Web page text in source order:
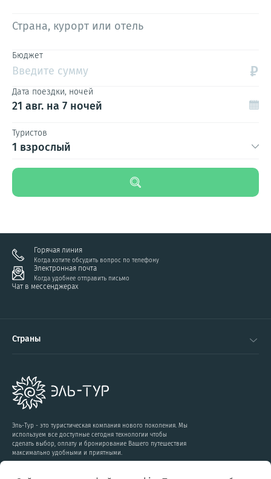
Страна, курорт или отель
Бюджет
Введите сумму ₽
Дата поездки, ночей
21 авг. на 7 ночей
Туристов
1 взрослый
Горячая линия
Когда хотите обсудить вопрос по телефону
Электронная почта
Когда удобнее отправить письмо
Чат в мессенджерах
Эль-Тур - это туристическая компания нового поколения. Мы
используем все доступные сегодня технологии чтобы
сделать выбор, оплату и бронирование Вашего путешествия
максимально удобными и приятными.
Страны